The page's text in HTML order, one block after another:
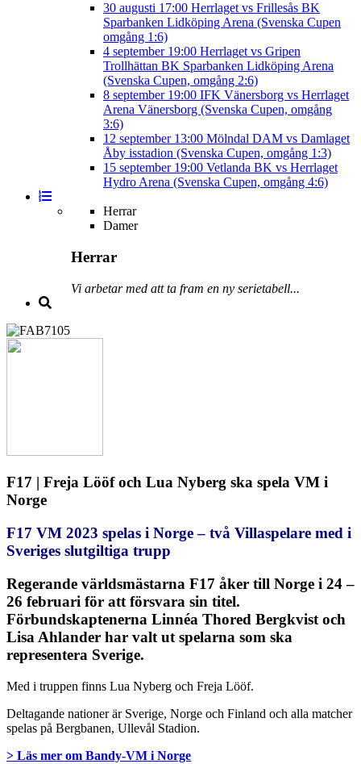
30 augusti 17:00 Herrlaget vs Frillesås BK
Sparbanken Lidköping Arena (Svenska Cupen
omgång 1:6)
4 september 19:00 Herrlaget vs Gripen
Trollhättan BK Sparbanken Lidköping Arena
(Svenska Cupen, omgång 2:6)
8 september 19:00 IFK Vänersborg vs Herrlaget
Arena Vänersborg (Svenska Cupen, omgång
3:6)
12 september 13:00 Mölndal DAM vs Damlaget
Åby isstadion (Svenska Cupen, omgång 1:3)
15 september 19:00 Vetlanda BK vs Herrlaget
Hydro Arena (Svenska Cupen, omgång 4:6)
Herrar
Damer
Herrar
Vi arbetar med att ta fram en ny serietabell...
F17 | Freja Lööf och Lua Nyberg ska spela VM i
Norge
F17 VM 2023 spelas i Norge – två Villaspelare med i
Sveriges slutgiltiga trupp
Regerande världsmästarna F17 åker till Norge i 24 –
26 februari för att försvara sin titel.
Förbundskaptenerna Linnéa Thored Bergkvist och
Lisa Ahlander har valt ut spelarna som ska
representera Sverige.
Med i truppen finns Lua Nyberg och Freja Lööf.
Deltagande nationer är Sverige, Norge och Finland och alla matcher
spelas på Bergbanen, Ullevål Stadion.
> Läs mer om Bandy-VM i Norge